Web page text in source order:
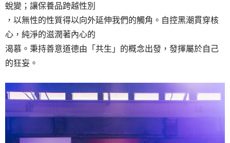
蛻變；讓保養品跨越性別
，以無性的性質得以向外延伸我們的觸角。自控黑潮貫穿核
心，純淨的滋潤著內心的
渴慕。秉持善意道德由「共生」的概念出發，發揮屬於自己
的狂妄。